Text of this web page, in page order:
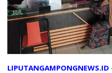
LIPUTANGAMPONGNEWS.ID